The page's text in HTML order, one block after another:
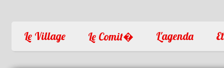
Le Village Le Comit� L'agenda